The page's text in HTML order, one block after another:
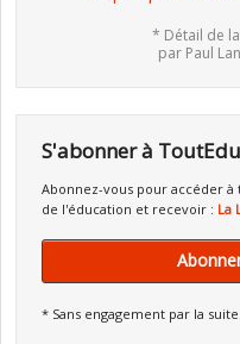
* Détail de
par Paul
S'abonner à
Abonnez-vous pour accéder
de l'éducation et recevoir : La
* Sans engagement par la suite.